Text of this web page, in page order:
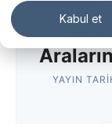
Kabul et
YAYIN